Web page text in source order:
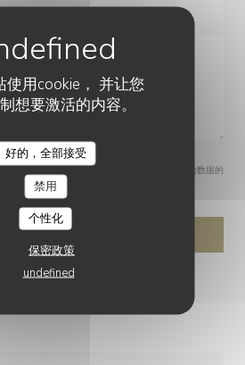
使用cookie， 并让您
想要激活的内容。
好的，全部接受
禁用
个性化
保密政策
undefined
营销电话。如需了解更多关于我们如何处理您的数据的
LE 77EME